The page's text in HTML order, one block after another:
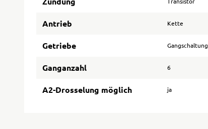
Antrieb Kette
Getriebe Gangschaltung
Ganganzahl 6
A2-Drosselung möglich ja